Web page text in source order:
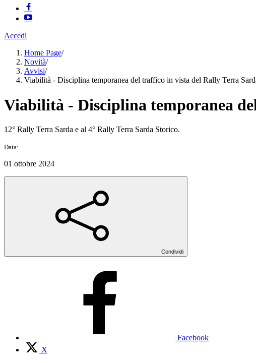
Accedi
Home Page/
Novità/
Avvisi/
Viabilità - Disciplina temporanea del traffico in vista del Rally Terra
Viabilità - Disciplina temporanea
12° Rally Terra Sarda e al 4° Rally Terra Sarda Storico.
Data:
01 ottobre 2024
Condividi
Facebook
X